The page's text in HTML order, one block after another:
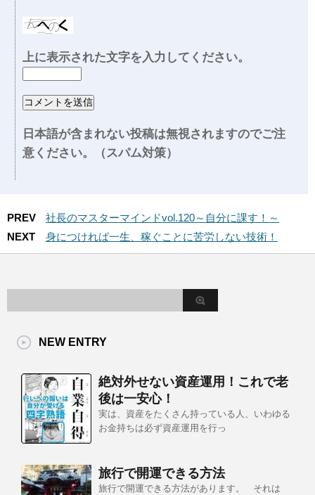
上に表示された文字を入力してください。
日本語が含まれない投稿は無視されますのでご注
意ください。（スパム対策）
PREV
社長のマスターマインドvol.120～自分に課す！～
NEXT
身につければ一生、稼ぐことに苦労しない技術！
NEW ENTRY
絶対外せない資産運用！これで老
後は一安心！
実は、資産をたくさん持っている人、いわゆる
お金持ちは必ず資産運用を行っ
旅行で開運できる方法
旅行で開運できる方法があります。 それは